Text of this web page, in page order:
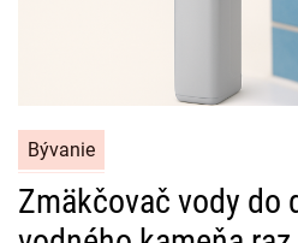
a
t
e
Bývanie
Zmäkčovač vody do